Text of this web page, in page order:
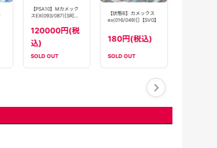
【PSA10】Mカメック
スEX(093/087)[SR]
120000円(税
込)
SOLD OUT
【状態B】カメックス
ex(016/049)[]【SVG】
180円(税込)
SOLD OUT